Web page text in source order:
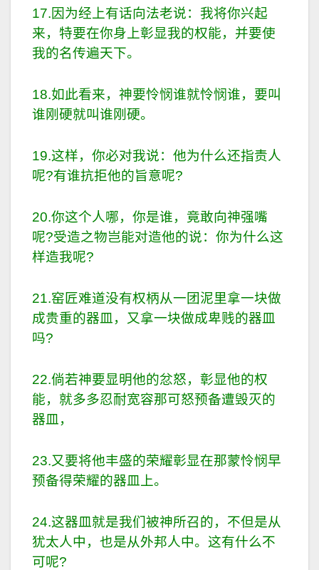
17.因为经上有话向法老说：我将你兴起
来，特要在你身上彰显我的权能，并要使
我的名传遍天下。
18.如此看来，神要怜悯谁就怜悯谁，要叫
谁刚硬就叫谁刚硬。
19.这样，你必对我说：他为什么还指责人
呢?有谁抗拒他的旨意呢?
20.你这个人哪，你是谁，竟敢向神强嘴
呢?受造之物岂能对造他的说：你为什么这
样造我呢?
21.窑匠难道没有权柄从一团泥里拿一块做
成贵重的器皿，又拿一块做成卑贱的器皿
吗?
22.倘若神要显明他的忿怒，彰显他的权
能，就多多忍耐宽容那可怒预备遭毁灭的
器皿，
23.又要将他丰盛的荣耀彰显在那蒙怜悯早
预备得荣耀的器皿上。
24.这器皿就是我们被神所召的，不但是从
犹太人中，也是从外邦人中。这有什么不
可呢?